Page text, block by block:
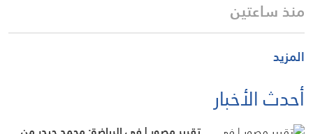
منذ ساعتين
المزيد
أحدث الأخبار